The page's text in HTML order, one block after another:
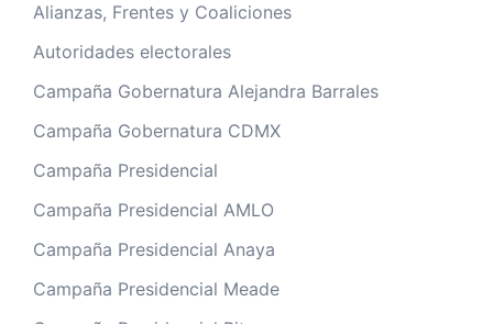
Alianzas, Frentes y Coaliciones
Autoridades electorales
Campaña Gobernatura Alejandra Barrales
Campaña Gobernatura CDMX
Campaña Presidencial
Campaña Presidencial AMLO
Campaña Presidencial Anaya
Campaña Presidencial Meade